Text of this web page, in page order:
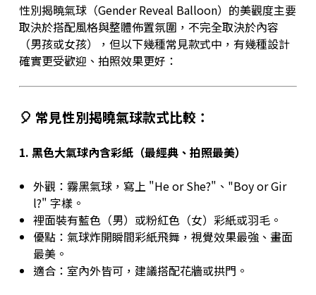
性別揭曉氣球（Gender Reveal Balloon）的美觀度主要
取決於搭配風格與整體佈置氛圍，不完全取決於內容
（男孩或女孩），但以下幾種常見款式中，有幾種設計
確實更受歡迎、拍照效果更好：
🎈 常見性別揭曉氣球款式比較：
1. 黑色大氣球內含彩紙（最經典、拍照最美）
外觀：霧黑氣球，寫上 "He or She?"、"Boy or Gir
l?" 字樣。
裡面裝有藍色（男）或粉紅色（女）彩紙或羽毛。
優點：氣球炸開瞬間彩紙飛舞，視覺效果最強、畫面
最美。
適合：室內外皆可，建議搭配花牆或拱門。